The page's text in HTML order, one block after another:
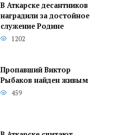
В Аткарске десантников
наградили за достойное
служение Родине
1202
Пропавший Виктор
Рыбаков найден живым
459